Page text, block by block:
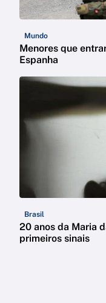
Mundo
Menores que
Espanha
Brasil
20 anos da Maria
primeiros sinais